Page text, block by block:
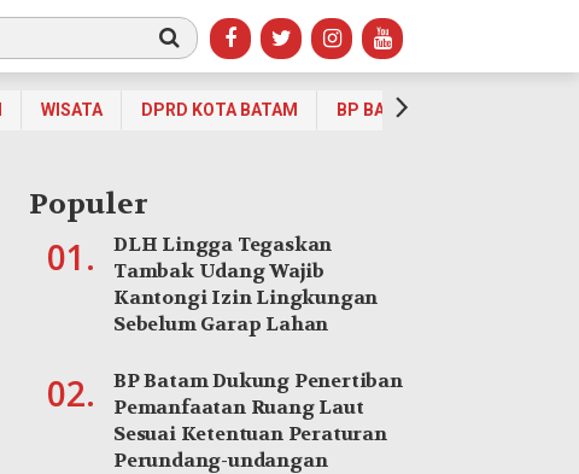
WISATA DPRD KOTA BATAM BP BATAM
Populer
01.
DLH Lingga Tegaskan
Tambak Udang Wajib
Kantongi Izin Lingkungan
Sebelum Garap Lahan
02.
BP Batam Dukung Penertiban
Pemanfaatan Ruang Laut
Sesuai Ketentuan Peraturan
Perundang-undangan